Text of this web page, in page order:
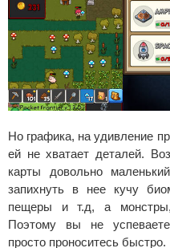
Но графика, на удивление
ей не хватает деталей.
карты довольно
запихнуть в нее кучу
пещеры и т.д, а
Поэтому вы не
просто проноситесь быстро.